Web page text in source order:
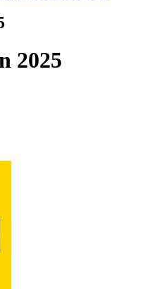
2025